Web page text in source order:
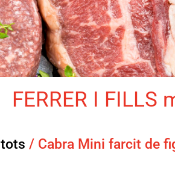
FERRER I
tots / Cabra Mini farcit de